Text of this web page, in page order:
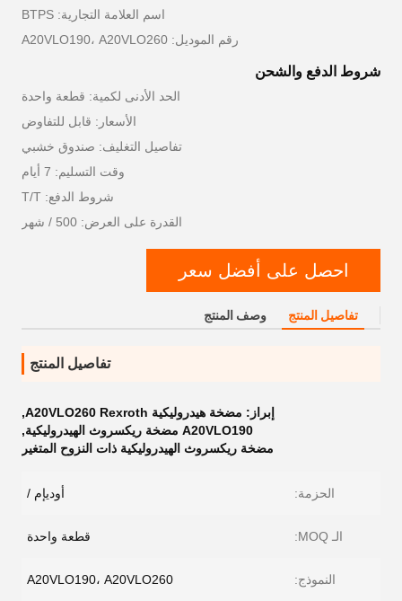
اسم العلامة التجارية: BTPS
رقم الموديل: A20VLO190، A20VLO260
شروط الدفع والشحن
الحد الأدنى لكمية: قطعة واحدة
الأسعار: قابل للتفاوض
تفاصيل التغليف: صندوق خشبي
وقت التسليم: 7 أيام
شروط الدفع: T/T
القدرة على العرض: 500 / شهر
احصل على أفضل سعر
تفاصيل المنتج وصف المنتج
تفاصيل المنتج
إبراز: مضخة هيدروليكية A20VLO260 Rexroth
,
A20VLO190 مضخة ريكسروث الهيدروليكية
,
مضخة ريكسروث الهيدروليكية ذات النزوح المتغير
الحزمة: أوديإم /
الـ MOQ: قطعة واحدة
النموذج: A20VLO190، A20VLO260